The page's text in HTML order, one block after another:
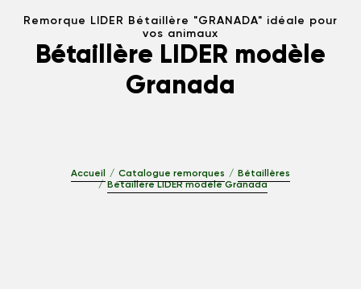
Remorque LIDER Bétaillère "GRANADA" idéale pour
vos animaux
Bétaillère LIDER modèle
Granada
Accueil Catalogue remorques
Bétaillères
Bétaillère LIDER modèle Granada